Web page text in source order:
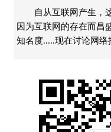
自从互联网产生，
因为互联网的存在而昌
知名度.....现在讨论网络